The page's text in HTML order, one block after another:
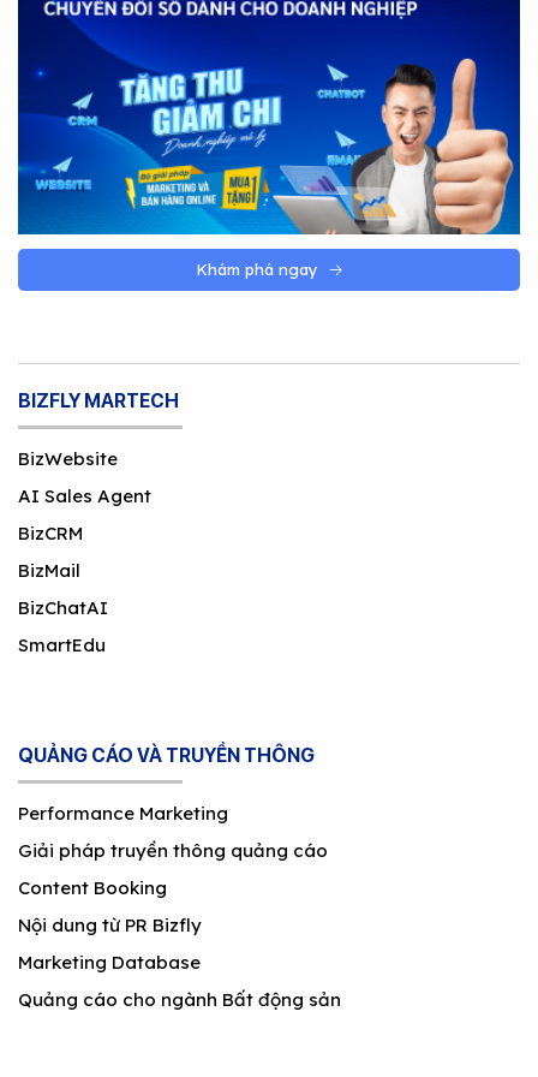
Khám phá ngay
BIZFLY MARTECH
BizWebsite
AI Sales Agent
BizCRM
BizMail
BizChatAI
SmartEdu
QUẢNG CÁO VÀ TRUYỀN THÔNG
Performance Marketing
Giải pháp truyền thông quảng cáo
Content Booking
Nội dung từ PR Bizfly
Marketing Database
Quảng cáo cho ngành Bất động sản